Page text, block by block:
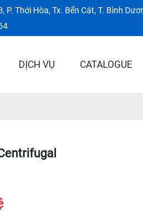
P. Thới Hòa, Tx. Bến Cát, T. Bình
DỊCH VỤ CATALOGUE